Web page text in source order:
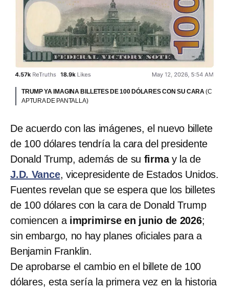
TRUMP YA IMAGINA BILLETES DE 100 DÓLARES CON SU CARA(C
APTURA DE PANTALLA)
De acuerdo con las imágenes, el nuevo billete
de 100 dólares tendría la cara del presidente
Donald Trump, además de su firmay la de
J.D. Vance, vicepresidente de Estados Unidos.
Fuentes revelan que se espera que los billetes
de 100 dólares con la cara de Donald Trump
comiencen a imprimirse en junio de 2026;
sin embargo, no hay planes oficiales para a
Benjamin Franklin.
De aprobarse el cambio en el billete de 100
dólares, esta sería la primera vez en la historia